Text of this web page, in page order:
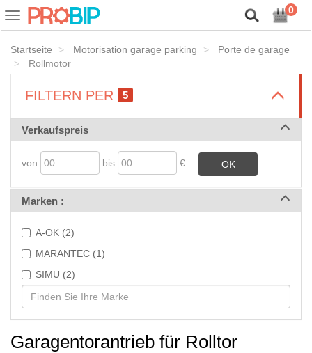
Ein-
oder
Ausblenden
Navigationsleiste
0
Startseite Motorisation garage parking
Porte de garage
Rollmotor
FILTERN PER 5
Verkaufspreis>
von bis € OK
Marken :
A-OK (2)
MARANTEC (1)
SIMU (2)
Garagentorantrieb für Rolltor
Lassen Sie uns unsere Cookies vorstellen!